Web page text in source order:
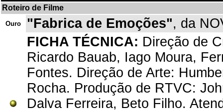
Roteiro de Filme
Ouro "Fabrica de Emoções", da
FICHA TÉCNICA: Direção de
Ricardo Bauab, Iago Moura,
Fontes. Direção de Arte:
Rocha. Produção de RTVC:
Dalva Ferreira, Beto Filho.